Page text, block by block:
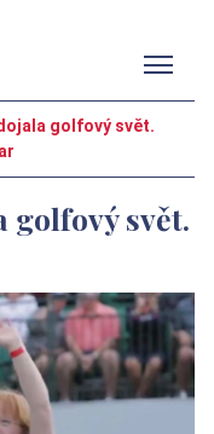
golfový svět.
golfový svět.